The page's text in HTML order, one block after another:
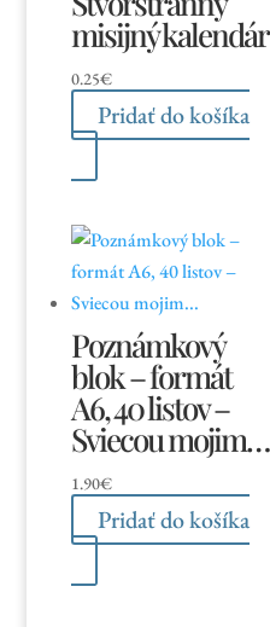
misijný kalendár
0.25€
Pridať do košíka
Poznámkový
blok – formát
A6, 40 listov –
Sviecou mojim…
1.90€
Pridať do košíka